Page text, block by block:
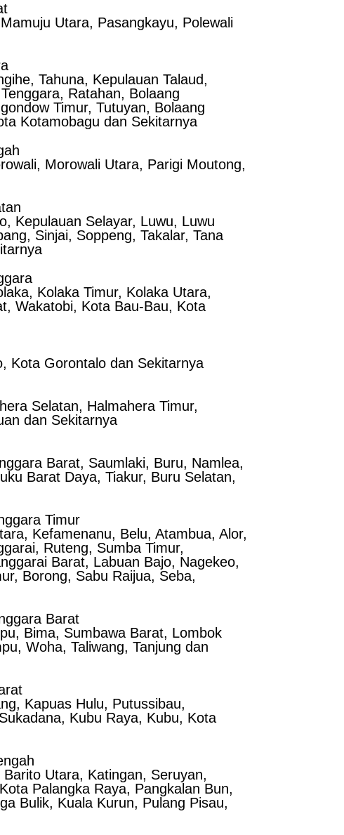
Utara, Pasangkayu, Polewali
Tahuna, Kepulauan Talaud,
Ratahan, Bolaang
Timur, Tutuyan, Bolaang
Kotamobagu dan Sekitarnya
Morowali Utara, Parigi Moutong,
Kepulauan Selayar, Luwu, Luwu
Sinjai, Soppeng, Takalar, Tana
Kolaka Timur, Kolaka Utara,
Wakatobi, Kota Bau-Bau, Kota
Kota Gorontalo dan Sekitarnya
Selatan, Halmahera Timur,
dan Sekitarnya
Barat, Saumlaki, Buru, Namlea,
Barat Daya, Tiakur, Buru Selatan,
Timur
Kefamenanu, Belu, Atambua, Alor,
Ruteng, Sumba Timur,
Barat, Labuan Bajo, Nagekeo,
Borong, Sabu Raijua, Seba,
Barat
Bima, Sumbawa Barat, Lombok
Woha, Taliwang, Tanjung dan
Kapuas Hulu, Putussibau,
Kubu Raya, Kubu, Kota
Utara, Katingan, Seruyan,
Palangka Raya, Pangkalan Bun,
Bulik, Kuala Kurun, Pulang Pisau,